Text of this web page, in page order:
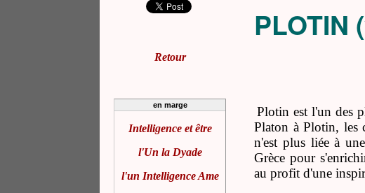
PLOTIN
Plotin est l'un des
Platon à Plotin, les
n'est plus liée à
Grèce pour
au profit d'une
Retour
en marge
Intelligence et être
l'Un la Dyade
l'un Intelligence Ame